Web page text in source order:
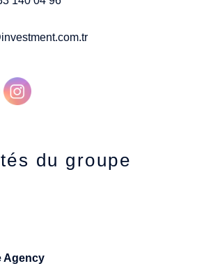
du groupe
Agency